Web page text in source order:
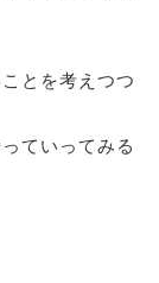
とを考えつつ
ていってみる